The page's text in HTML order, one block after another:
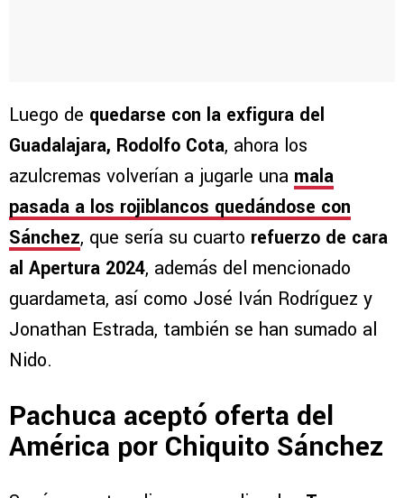
Luego de quedarse con la exfigura del
Guadalajara, Rodolfo Cota, ahora los
azulcremas volverían a jugarle una mala
pasada a los rojiblancos quedándose con
Sánchez, que sería su cuarto refuerzo de cara
al Apertura 2024, además del mencionado
guardameta, así como José Iván Rodríguez y
Jonathan Estrada, también se han sumado al
Nido.
Pachuca aceptó oferta del
América por Chiquito Sánchez